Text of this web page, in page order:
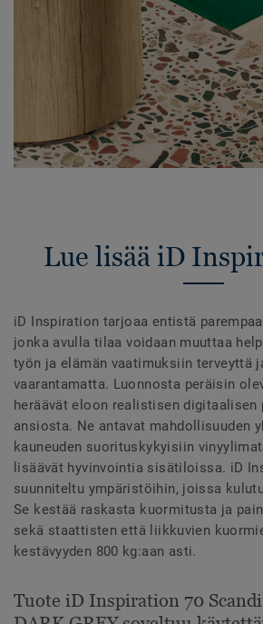
Lue lisää iD
iD Inspiration tarjoaa entistä
jonka avulla tilaa voidaan muuttaa
työn ja elämän vaatimuksiin terveyttä
vaarantamatta. Luonnosta peräisin
heräävät eloon realistisen digitaalisen
ansiosta. Ne antavat mahdollisuuden
kauneuden suorituskykyisiin
lisäävät hyvinvointia sisätiloissa. iD
suunniteltu ympäristöihin, joissa
Se kestää raskasta kuormitusta ja
sekä staattisten että liikkuvien
kestävyyden 800 kg:aan asti.
Tuote iD Inspiration 70